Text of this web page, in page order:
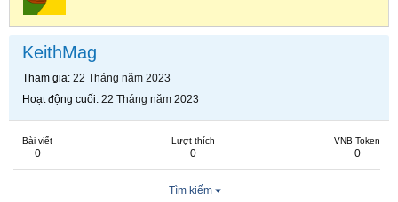
KeithMag
Tham gia 22 Tháng năm 2023
Hoạt động cuối 22 Tháng năm 2023
Bài viết
0
Lượt thích
0
VNB Token
0
Tìm kiếm